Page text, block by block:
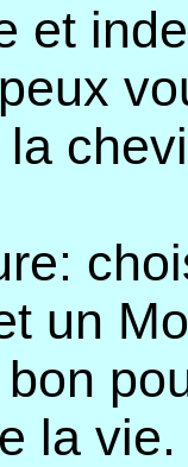
et
un
la vie.